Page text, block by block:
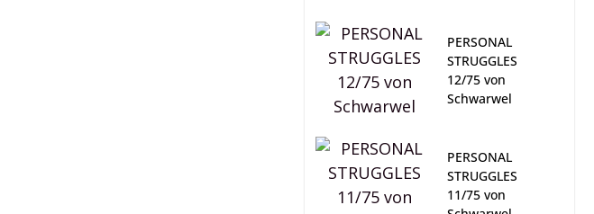
PERSONAL
STRUGGLES
12/75 von
Schwarwel
PERSONAL
STRUGGLES
11/75 von